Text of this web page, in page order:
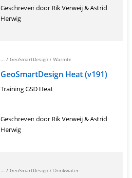
Geschreven door Rik Verweij & Astrid
Herwig
... / GeoSmartDesign / Warmte
GeoSmartDesign Heat (v191)
Training GSD Heat
Geschreven door Rik Verweij & Astrid
Herwig
... / GeoSmartDesign / Drinkwater